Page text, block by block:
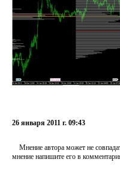
26 января 2011 г. 09:43
Мнение автора может не
мнение напишите его в